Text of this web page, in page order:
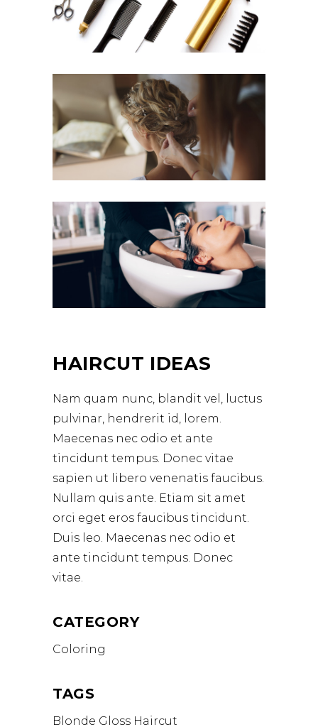
HAIRCUT IDEAS
Nam quam nunc, blandit vel, luctus
pulvinar, hendrerit id, lorem.
Maecenas nec odio et ante
tincidunt tempus. Donec vitae
sapien ut libero venenatis faucibus.
Nullam quis ante. Etiam sit amet
orci eget eros faucibus tincidunt.
Duis leo. Maecenas nec odio et
ante tincidunt tempus. Donec
vitae.
CATEGORY
Coloring
TAGS
Blonde Gloss Haircut